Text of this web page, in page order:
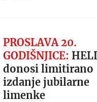
PROSLAVA 20.
GODIŠNJICE:
donosi limitirano
izdanje jubilarne
limenke